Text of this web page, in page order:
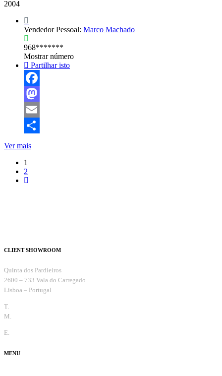
2004
Vendedor Pessoal: Marco Machado
968*******
Mostrar número
Partilhar isto
Facebook
Mastodon
Email
Share
Ver mais
1
2
CLIENT SHOWROOM
Quinta dos Pardieiros
2600 – 733 Vala do Carregado
Lisboa – Portugal
T.
M.
E.
MENU